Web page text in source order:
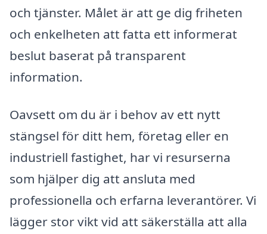
och tjänster. Målet är att ge dig friheten
och enkelheten att fatta ett informerat
beslut baserat på transparent
information.
Oavsett om du är i behov av ett nytt
stängsel för ditt hem, företag eller en
industriell fastighet, har vi resurserna
som hjälper dig att ansluta med
professionella och erfarna leverantörer. Vi
lägger stor vikt vid att säkerställa att alla